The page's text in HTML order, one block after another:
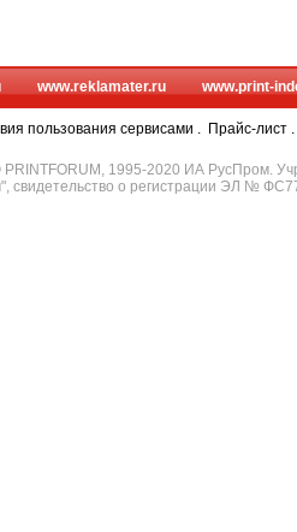
www.reklamater.ru www.print-
пользования сервисами . Прайс-лист .
PRINTFORUM, 1995-2020 ИА РусПром.
свидетельство о регистрации ЭЛ №